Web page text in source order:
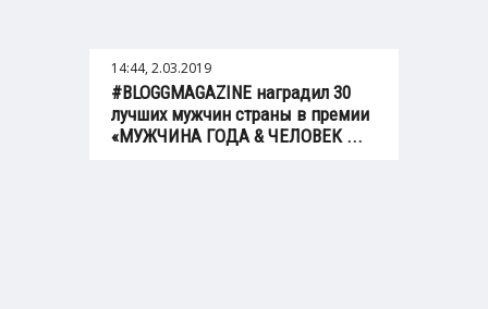
14:44, 2.03.2019
#BLOGGMAGAZINE наградил 30
лучших мужчин страны в премии
«МУЖЧИНА ГОДА & ЧЕЛОВЕК ...